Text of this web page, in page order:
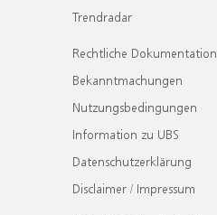
Trendradar
Rechtliche Dokumentation
Bekanntmachungen
Nutzungsbedingungen
Information zu UBS
Datenschutzerklärung
Disclaimer / Impressum